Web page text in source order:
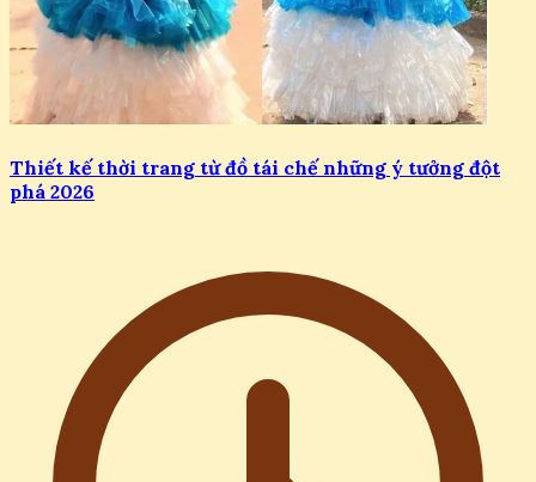
Thiết kế thời trang từ đồ tái chế những ý tưởng đột
phá 2026